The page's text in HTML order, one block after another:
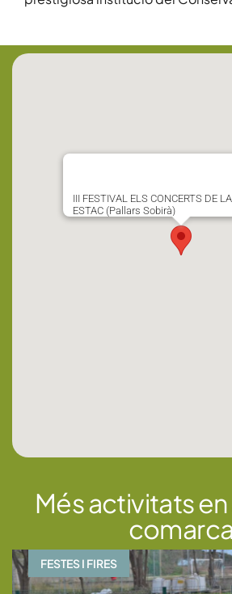
III FESTIVAL ELS CONCERTS DE
ESTAC (Pallars Sobirà)
Més activitats
comarca
FESTES I FIRES